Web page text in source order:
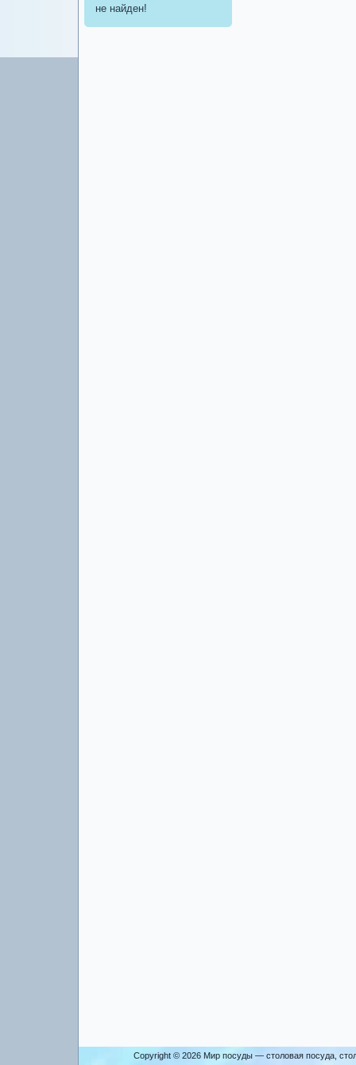
не найден!
Copyright © 2026 Мир посуды — столовая посуда,